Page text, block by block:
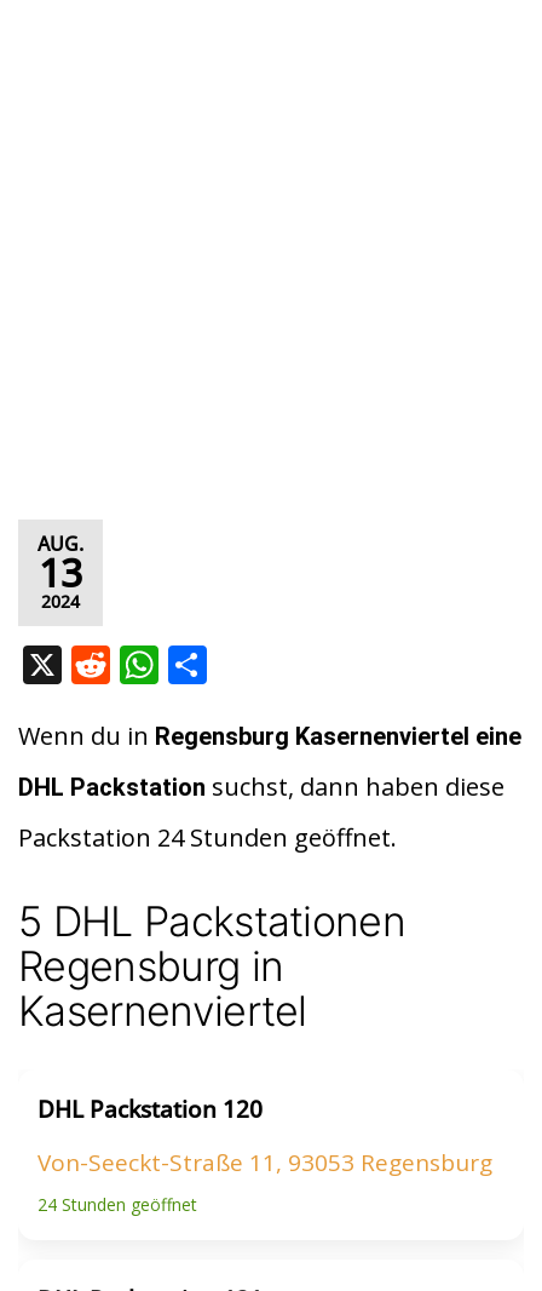
AUG.
13
2024
X R
d
di
t
W
at
s
A
p
p
le
n
Wenn du in Regensburg Kasernenviertel eine
DHL Packstation suchst, dann haben diese
Packstation 24 Stunden geöffnet.
5 DHL Packstationen
Regensburg in
Kasernenviertel
DHL Packstation 120
Von-Seeckt-Straße 11, 93053 Regensburg
24 Stunden geöffnet